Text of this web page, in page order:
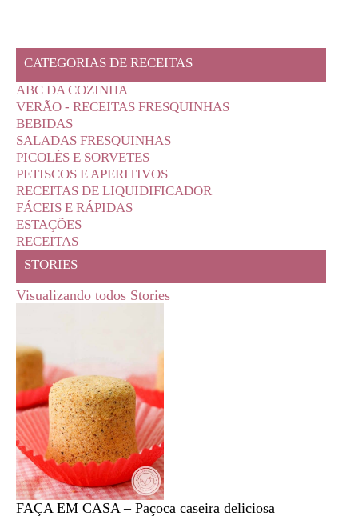
CATEGORIAS DE RECEITAS
ABC DA COZINHA
VERÃO - RECEITAS FRESQUINHAS
BEBIDAS
SALADAS FRESQUINHAS
PICOLÉS E SORVETES
PETISCOS E APERITIVOS
RECEITAS DE LIQUIDIFICADOR
FÁCEIS E RÁPIDAS
ESTAÇÕES
RECEITAS
STORIES
Visualizando todos Stories
FAÇA EM CASA – Paçoca caseira deliciosa